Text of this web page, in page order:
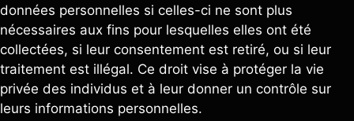
données personnelles si celles-ci ne sont plus
nécessaires aux fins pour lesquelles elles ont été
collectées, si leur consentement est retiré, ou si leur
traitement est illégal. Ce droit vise à protéger la vie
privée des individus et à leur donner un contrôle sur
leurs informations personnelles.